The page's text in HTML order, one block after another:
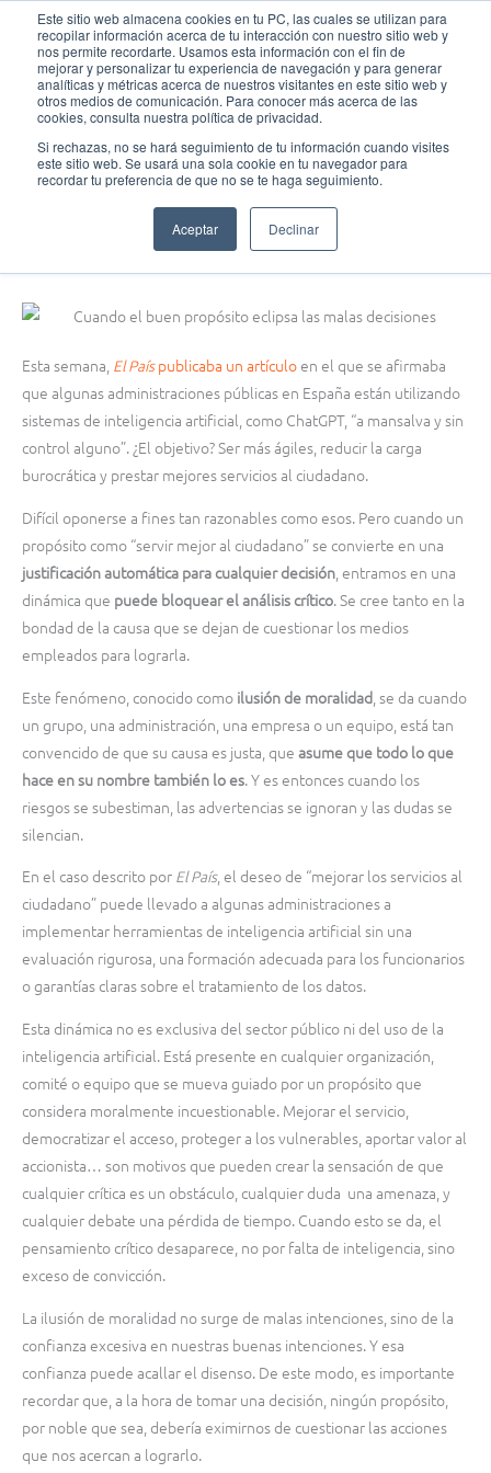
Este sitio web almacena cookies en tu PC, las cuales se utilizan para
recopilar información acerca de tu interacción con nuestro sitio web y
nos permite recordarte. Usamos esta información con el fin de
mejorar y personalizar tu experiencia de navegación y para generar
analíticas y métricas acerca de nuestros visitantes en este sitio web y
otros medios de comunicación. Para conocer más acerca de las
cookies, consulta nuestra política de privacidad.
Si rechazas, no se hará seguimiento de tu información cuando visites
este sitio web. Se usará una sola cookie en tu navegador para
recordar tu preferencia de que no se te haga seguimiento.
Aceptar Declinar
contenido
Fundación Actívate
Pensamiento crítico
Esta semana, El Paíspublicaba un artículoen el que se afirmaba
que algunas administraciones públicas en España están utilizando
sistemas de inteligencia artificial, como ChatGPT, “a mansalva y sin
control alguno”. ¿El objetivo? Ser más ágiles, reducir la carga
burocrática y prestar mejores servicios al ciudadano.
Difícil oponerse a fines tan razonables como esos. Pero cuando un
propósito como “servir mejor al ciudadano” se convierte en una
justificación automática para cualquier decisión , entramos en una
dinámica que puede bloquear el análisis crítico. Se cree tanto en la
bondad de la causa que se dejan de cuestionar los medios
empleados para lograrla.
Este fenómeno, conocido como ilusión de moralidad , se da cuando
un grupo, una administración, una empresa o un equipo, está tan
convencido de que su causa es justa, que asume que todo lo que
hace en su nombre también lo es. Y es entonces cuando los
riesgos se subestiman, las advertencias se ignoran y las dudas se
silencian.
En el caso descrito por El País, el deseo de “mejorar los servicios al
ciudadano” puede llevado a algunas administraciones a
implementar herramientas de inteligencia artificial sin una
evaluación rigurosa, una formación adecuada para los funcionarios
o garantías claras sobre el tratamiento de los datos.
Esta dinámica no es exclusiva del sector público ni del uso de la
inteligencia artificial. Está presente en cualquier organización,
comité o equipo que se mueva guiado por un propósito que
considera moralmente incuestionable. Mejorar el servicio,
democratizar el acceso, proteger a los vulnerables, aportar valor al
accionista… son motivos que pueden crear la sensación de que
cualquier crítica es un obstáculo, cualquier duda una amenaza, y
cualquier debate una pérdida de tiempo. Cuando esto se da, el
pensamiento crítico desaparece, no por falta de inteligencia, sino
exceso de convicción.
La ilusión de moralidad no surge de malas intenciones, sino de la
confianza excesiva en nuestras buenas intenciones. Y esa
confianza puede acallar el disenso. De este modo, es importante
recordar que, a la hora de tomar una decisión, ningún propósito,
por noble que sea, debería eximirnos de cuestionar las acciones
que nos acercan a lograrlo.